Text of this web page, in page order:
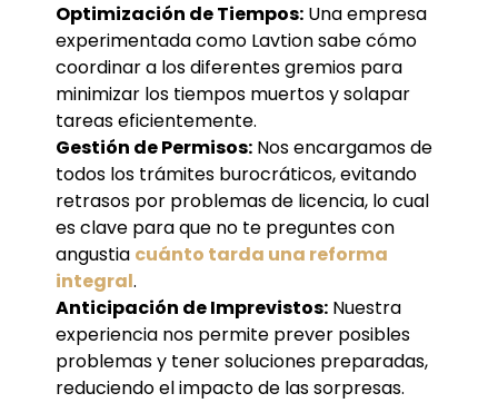
Optimización de Tiempos: Una empresa
experimentada como Lavtion sabe cómo
coordinar a los diferentes gremios para
minimizar los tiempos muertos y solapar
tareas eficientemente.
Gestión de Permisos: Nos encargamos de
todos los trámites burocráticos, evitando
retrasos por problemas de licencia, lo cual
es clave para que no te preguntes con
angustia cuánto tarda una reforma
integral.
Anticipación de Imprevistos: Nuestra
experiencia nos permite prever posibles
problemas y tener soluciones preparadas,
reduciendo el impacto de las sorpresas.